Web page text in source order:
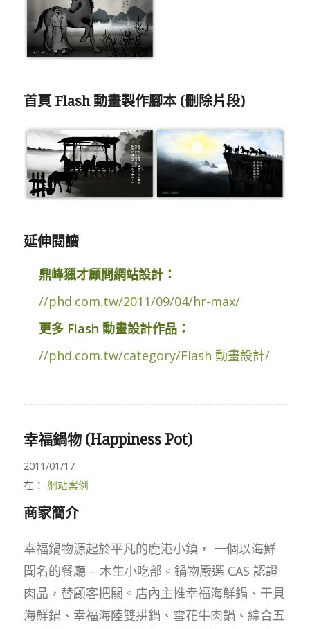
首頁 Flash 動畫製作腳本 (刪除片段)
延伸閱讀
鼎峰獵才顧問網站設計：
//phd.com.tw/2011/09/04/hr-max/
更多 Flash 動畫設計作品：
//phd.com.tw/category/Flash 動畫設計/
幸福鍋物 (Happiness Pot)
2011/01/17
在： 網站案例
商家簡介
幸福鍋物源起於平凡的鹿港小鎮， 一個以海鮮
聞名的餐廳 – 木生小吃部。鍋物嚴選 CAS 認證
肉品，替顧客把關。店內主推幸福海鮮鍋、干貝
海鮮鍋、幸福海陸雙拼鍋、雪花牛肉鍋、綜合五